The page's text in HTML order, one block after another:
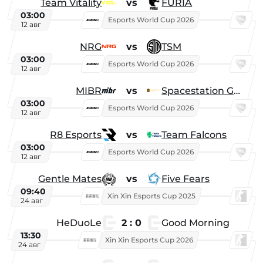
Team Vitality vs FURIA
03:00
12 авг
Esports World Cup 2026
NRG vs TSM
03:00
12 авг
Esports World Cup 2026
MIBR vs Spacestation Gaming
03:00
12 авг
Esports World Cup 2026
R8 Esports vs Team Falcons
03:00
12 авг
Esports World Cup 2026
Gentle Mates vs Five Fears
09:40
24 авг
Xin Xin Esports Cup 2025
HeDuoLe 2 : 0 Good Morning
13:30
24 авг
Xin Xin Esports Cup 2026